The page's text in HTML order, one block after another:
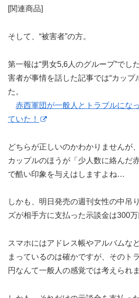
[関連商品]
そして、“被害者”の方。
第一報は“男女5,6人のグループ”でし
害者が事情を話した記事では“カップ
た。
赤西軍団が一般人とトラブルにな
ていた！
どちらが正しいのかわかりませんが
カップルのほうが「少人数に絡んだ
で酷い印象を与えはしますよね…
しかも、明日発売の週刊女性の中吊
ズが相手方に支払った示談金は300万
スマホにはアドレス帳やアルバムな
まっているのは確かですが、そのト
円なんて一般人の感覚では考えられま